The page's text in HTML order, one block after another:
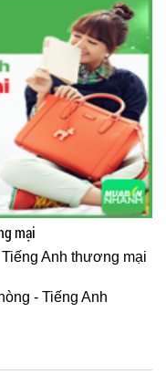
mại
Anh thương mại
- Tiếng Anh